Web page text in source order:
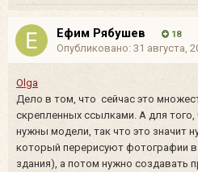
Ефим Рябушев 18
Опубликовано: 31 августа,
Olga
Дело в том, что сейчас это
скрепленных ссылками. А для
нужны модели, так что это значит
который перерисуют фотографии
здания), а потом нужно создавать